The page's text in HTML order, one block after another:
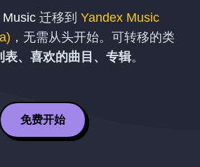
迁移到 Yandex Music
，无需从头开始。可转移的类
表、喜欢的曲目、专辑。
免费开始